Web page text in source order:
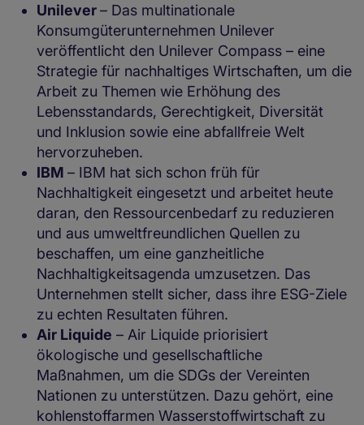
Unilever– Das multinationale
Konsumgüterunternehmen Unilever
veröffentlicht den Unilever Compass – eine
Strategie für nachhaltiges Wirtschaften, um die
Arbeit zu Themen wie Erhöhung des
Lebensstandards, Gerechtigkeit, Diversität
und Inklusion sowie eine abfallfreie Welt
hervorzuheben.
IBM – IBM hat sich schon früh für
Nachhaltigkeit eingesetzt und arbeitet heute
daran, den Ressourcenbedarf zu reduzieren
und aus umweltfreundlichen Quellen zu
beschaffen, um eine ganzheitliche
Nachhaltigkeitsagenda umzusetzen. Das
Unternehmen stellt sicher, dass ihre ESG-Ziele
zu echten Resultaten führen.
Air Liquide – Air Liquide priorisiert
ökologische und gesellschaftliche
Maßnahmen, um die SDGs der Vereinten
Nationen zu unterstützen. Dazu gehört, eine
kohlenstoffarmen Wasserstoffwirtschaft zu